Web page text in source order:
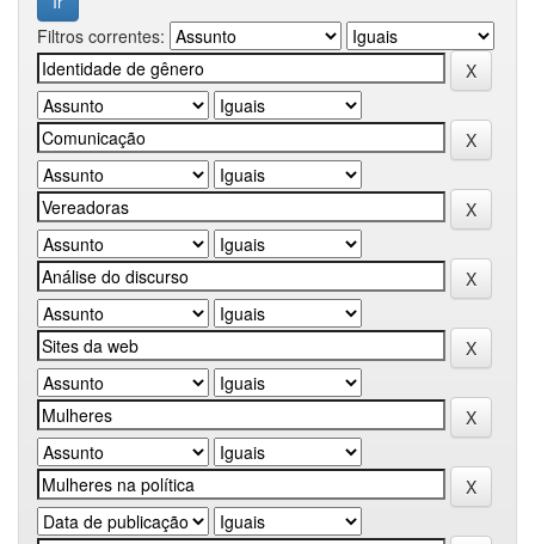
Filtros correntes: